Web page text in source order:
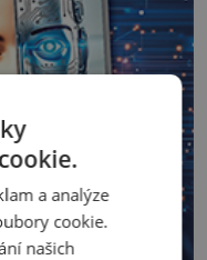
a analýze
cookie.
našich